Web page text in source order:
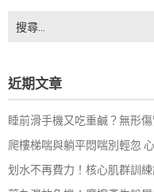
尋
字:
近期文章
睡前滑手機又吃重鹹？無形
爬樓梯喘與躺平悶喘別輕忽
划水不再費力！核心肌群訓